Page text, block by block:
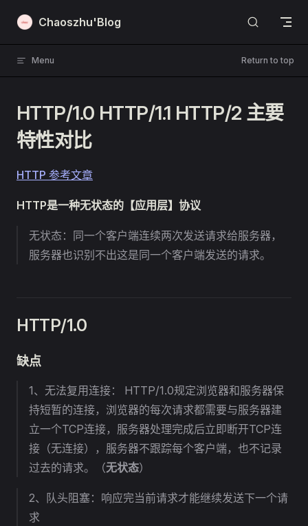
Skip to content
Chaoszhu'Blog
Menu Return to top
HTTP/1.0 HTTP/1.1 HTTP/2 主要
特性对比
HTTP 参考文章
HTTP是一种无状态的【应用层】协议
无状态：同一个客户端连续两次发送请求给服务器，
服务器也识别不出这是同一个客户端发送的请求。
HTTP/1.0
缺点
1、无法复用连接： HTTP/1.0规定浏览器和服务器保
持短暂的连接，浏览器的每次请求都需要与服务器建
立一个TCP连接，服务器处理完成后立即断开TCP连
接（无连接），服务器不跟踪每个客户端，也不记录
过去的请求。（无状态）
2、队头阻塞：响应完当前请求才能继续发送下一个请
求